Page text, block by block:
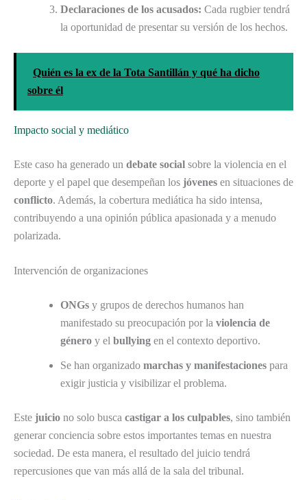
Declaraciones de los acusados: Cada rugbier tendrá
la oportunidad de presentar su versión de los hechos.
Quién es la ex de la Tota Santillán y qué ha dicho
sobre él
Impacto social y mediático
Este caso ha generado un debate social sobre la violencia en el
deporte y el papel que desempeñan los jóvenes en situaciones de
conflicto. Además, la cobertura mediática ha sido intensa,
contribuyendo a una opinión pública apasionada y a menudo
polarizada.
Intervención de organizaciones
ONGs y grupos de derechos humanos han
manifestado su preocupación por la violencia de
género y el bullying en el contexto deportivo.
Se han organizado marchas y manifestaciones para
exigir justicia y visibilizar el problema.
Este juicio no solo busca castigar a los culpables, sino también
generar conciencia sobre estos importantes temas en nuestra
sociedad. De esta manera, el resultado del juicio tendrá
repercusiones que van más allá de la sala del tribunal.